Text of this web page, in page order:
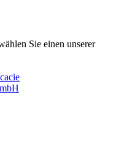
Sie einen unserer